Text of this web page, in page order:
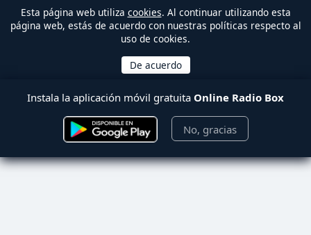
Esta página web utiliza cookies. Al continuar utilizando esta
página web, estás de acuerdo con nuestras políticas respecto al
uso de cookies.
Instala la aplicación móvil gratuita Online Radio Box
No, gracias